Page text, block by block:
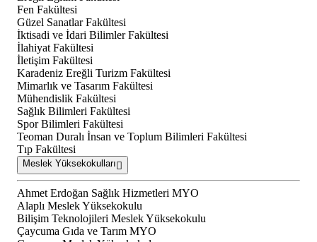
Fen Fakültesi
Güzel Sanatlar Fakültesi
İktisadi ve İdari Bilimler Fakültesi
İlahiyat Fakültesi
İletişim Fakültesi
Karadeniz Ereğli Turizm Fakültesi
Mimarlık ve Tasarım Fakültesi
Mühendislik Fakültesi
Sağlık Bilimleri Fakültesi
Spor Bilimleri Fakültesi
Teoman Duralı İnsan ve Toplum Bilimleri Fakültesi
Tıp Fakültesi
Meslek Yüksekokulları
Ahmet Erdoğan Sağlık Hizmetleri MYO
Alaplı Meslek Yüksekokulu
Bilişim Teknolojileri Meslek Yüksekokulu
Çaycuma Gıda ve Tarım MYO